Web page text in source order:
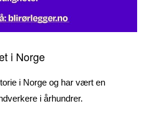
i Norge
i Norge og har vært en
i århundrer.